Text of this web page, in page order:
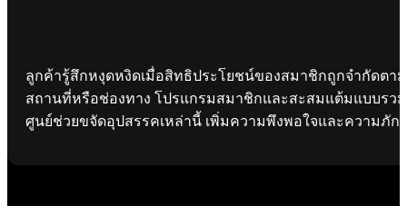
ลูกค้ารู้สึกหงุดหงิดเมื่อสิทธิประโยชน์ของสมาชิกถูกจำกัดตาม
สถานที่หรือช่องทาง โปรแกรมสมาชิกและสะสมแต้มแบบรวม
ศูนย์ช่วยขจัดอุปสรรคเหล่านี้ เพิ่มความพึงพอใจและความภัก